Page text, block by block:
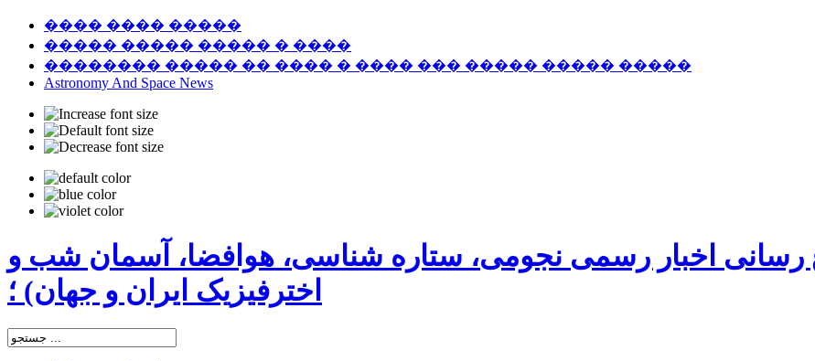
���� ���� �����
����� ����� ����� � ����
�������� ����� �� ���� � ���� ��� ����� ����� �����
Astronomy And Space News
رسانی اخبار رسمی نجومی، ستاره شناسی، هوافضا، آسمان شب و
اخترفیزیک ایران و جهان) ؛